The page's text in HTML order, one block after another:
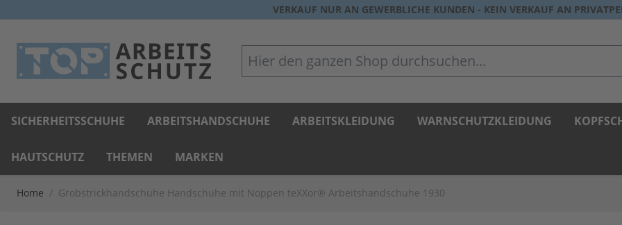
VERKAUF NUR AN GEWERBLICHE KUNDEN - KEIN VERKAUF AN
Hier den ganzen Shop durchsuchen...
SICHERHEITSSCHUHE ARBEITSHANDSCHUHE ARBEITSKLEIDUNG WARNSCHUTZKLEIDUNG
HAUTSCHUTZ THEMEN MARKEN
Home / Grobstrickhandschuhe Handschuhe mit Noppen teXXor® Arbeitshandschuhe 1930